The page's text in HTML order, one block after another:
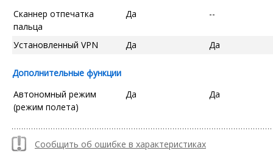
Сканнер отпечатка
пальца
Да --
Установленный VPN Да Да
Дополнительные функции
Автономный режим
(режим полета)
Да Да
Сообщить об ошибке в характеристиках